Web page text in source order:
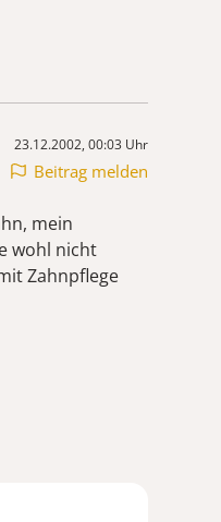
23.12.2002, 00:03 Uhr
Beitrag melden
mein
wohl nicht
Zahnpflege